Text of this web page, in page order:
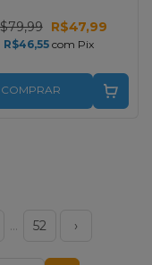
R$47,99
R$46,55 com Pix
COMPRAR
… 52 ›